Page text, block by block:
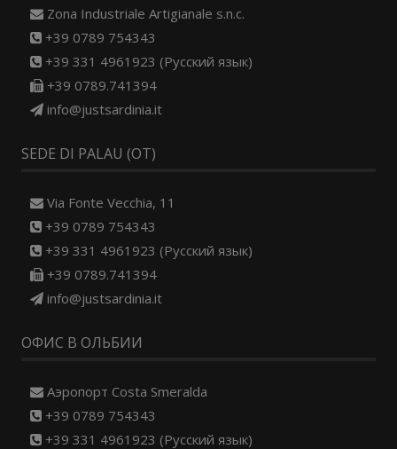
Zona Industriale Artigianale s.n.c.
+39 0789 754343
+39 331 4961923 (Русский язык)
+39 0789.741394
info@justsardinia.it
SEDE DI PALAU (OT)
Via Fonte Vecchia, 11
+39 0789 754343
+39 331 4961923 (Русский язык)
+39 0789.741394
info@justsardinia.it
ОФИС В ОЛЬБИИ
Aэропорт Costa Smeralda
+39 0789 754343
+39 331 4961923 (Русский язык)